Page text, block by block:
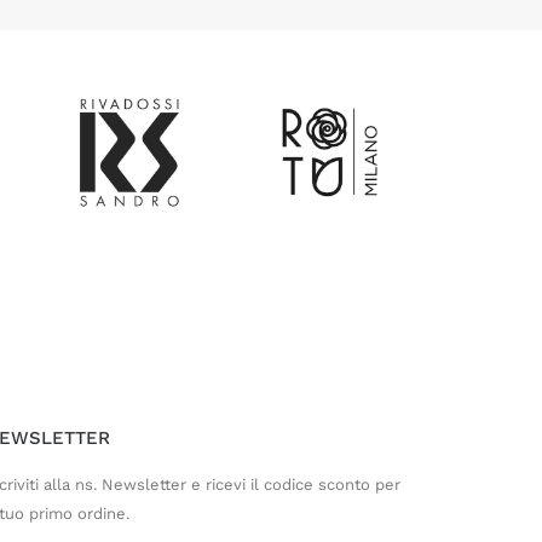
alla ns. Newsletter e ricevi il codice sconto per
primo ordine.